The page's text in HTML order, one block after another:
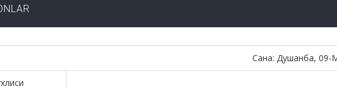
Сана: Душанба, 09-